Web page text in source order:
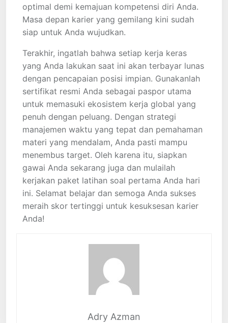
optimal demi kemajuan kompetensi diri Anda.
Masa depan karier yang gemilang kini sudah
siap untuk Anda wujudkan.
Terakhir, ingatlah bahwa setiap kerja keras
yang Anda lakukan saat ini akan terbayar lunas
dengan pencapaian posisi impian. Gunakanlah
sertifikat resmi Anda sebagai paspor utama
untuk memasuki ekosistem kerja global yang
penuh dengan peluang. Dengan strategi
manajemen waktu yang tepat dan pemahaman
materi yang mendalam, Anda pasti mampu
menembus target. Oleh karena itu, siapkan
gawai Anda sekarang juga dan mulailah
kerjakan paket latihan soal pertama Anda hari
ini. Selamat belajar dan semoga Anda sukses
meraih skor tertinggi untuk kesuksesan karier
Anda!
Adry Azman